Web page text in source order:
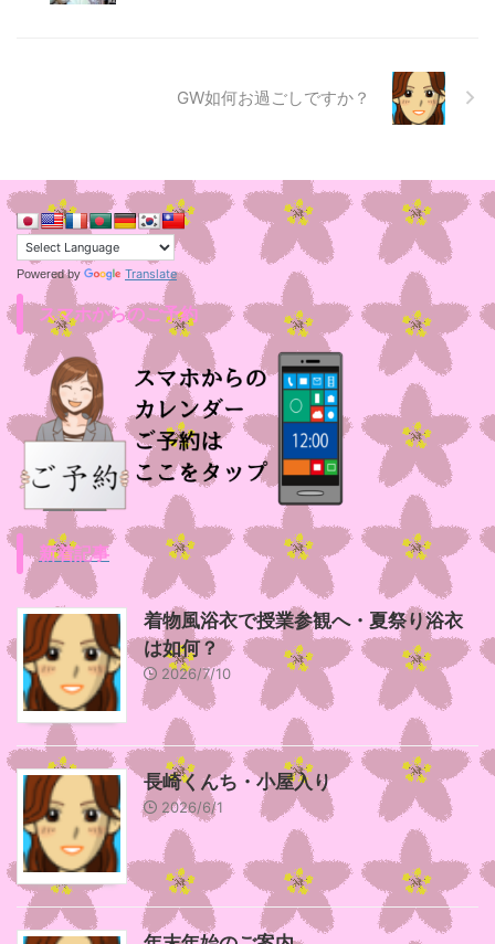
GW如何お過ごしですか？
Powered by Translate
スマホからのご予約
新着記事
着物風浴衣で授業参観へ・夏祭り浴衣
は如何？
2026/7/10
長崎くんち・小屋入り
2026/6/1